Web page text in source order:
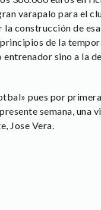
varapalo para el
construcción de
de la
sino a la
pues por
semana,
Jose Vera.